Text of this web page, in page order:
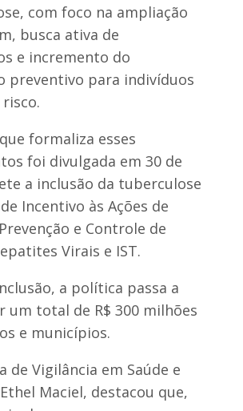
com foco na ampliação
busca ativa de
e incremento do
preventivo para indivíduos
formaliza esses
foi divulgada em 30 de
a inclusão da tuberculose
Incentivo às Ações de
e Controle de
Virais e IST.
a política passa a
um total de R$ 300 milhões
e municípios.
de Vigilância em Saúde e
Maciel, destacou que,